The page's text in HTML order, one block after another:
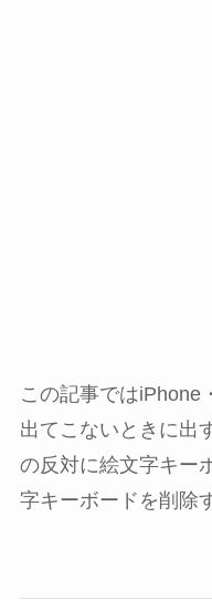
この記事ではiPhone
出てこないときに出
の反対に絵文字キー
字キーボードを削除